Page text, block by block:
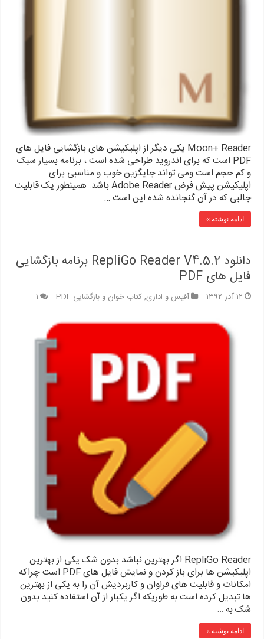
Moon+ Reader یکی دیگر از اپلیکیشن های بازگشایی فایل های
PDF است که برای اندروید طراحی شده است ، برنامه بسیار سبک
و کم حجم است ومی تواند جایگزین خوب و مناسبی برای
اپلیکیشن پیش فرض Adobe Reader باشد. همینطور یک قابلیت
جالبی که در آن گنجانده شده این است …
ادامه نوشته »
دانلود RepliGo Reader V4.5.2 برنامه بازگشایی
فایل های PDF
۱۲ آذر ۱۳۹۲ آفیس و اداری,کتاب خوان و بازگشایی PDF ۱
RepliGo Reader اگر بهترین نباشد بدون شک یکی از بهترین
اپلیکیشن ها برای باز کردن و نمایش فایل های PDF است چراکه
امکانات و قابلیت های فراوان و کاربردیش آن را به یکی از بهترین
ها تبدیل کرده است به طوریکه اگر یکبار از آن استفاده کنید بدون
شک به …
ادامه نوشته »